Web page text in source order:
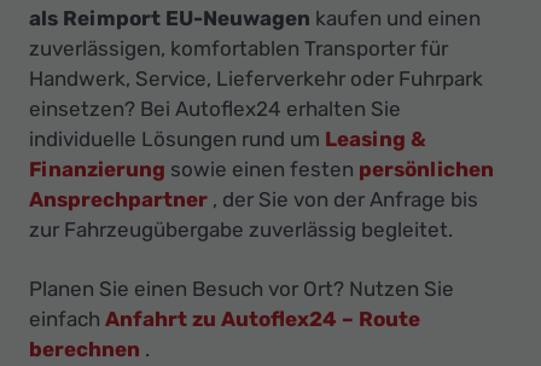
als Reimport EU-Neuwagen kaufen und einen
zuverlässigen, komfortablen Transporter für
Handwerk, Service, Lieferverkehr oder Fuhrpark
einsetzen? Bei Autoflex24 erhalten Sie
individuelle Lösungen rund um Leasing &
Finanzierung sowie einen festen persönlichen
Ansprechpartner , der Sie von der Anfrage bis
zur Fahrzeugübergabe zuverlässig begleitet.
Planen Sie einen Besuch vor Ort? Nutzen Sie
einfach Anfahrt zu Autoflex24 – Route
berechnen .